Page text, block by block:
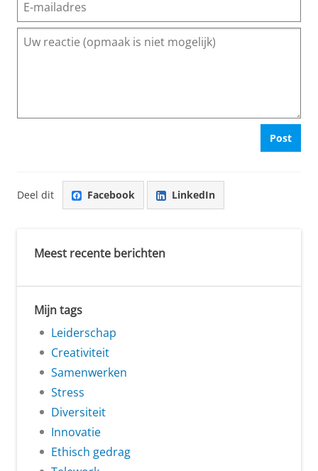
Post
Deel dit Facebook LinkedIn
Meest recente berichten
Mijn tags
Leiderschap
Creativiteit
Samenwerken
Stress
Diversiteit
Innovatie
Ethisch gedrag